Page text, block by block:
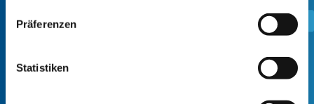
Präferenzen
Statistiken
定制要求？